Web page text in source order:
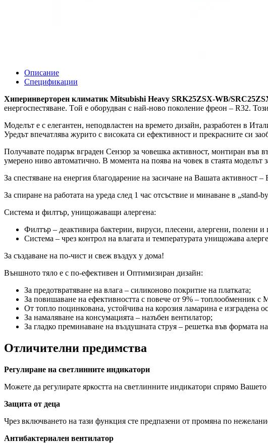
Описание
Спецификации
Хиперинверторен климатик Mitsubishi Heavy SRK25ZSX-WB/
енергоспестяване. Tой е оборудван с най-ново поколение фреон – R32.
Моделът е с елегантен, неподвластен на времето дизайн, разработен в
Уредът впечатлява журито с високата си ефективност и прекрасните си
Получавате подарък вграден Сензор за човешка активност, монтиран във
умерено ниво автоматично. В момента на поява на човек в стаята моделът
За спестяване на енергия благодарение на засичане на Вашата активност
За спиране на работата на уреда след 1 час отсъствие и минаване в
Система и филтър, унищожаващи алергена:
Филтър – деактивира бактерии, вируси, плесени, алергени, полени и
Система – чрез контрол на влагата и температурата унищожава
За създаване на по-чист и свеж въздух у дома!
Външното тяло е с по-ефективен и Оптимизиран дизайн:
За предотвратяване на влага – силиконово покритие на платката;
За повишаване на ефективността с повече от 9% – топлообменник с
От топло поцинкована, устойчива на корозия ламарина е изградена
За намаляване на консумацията – назъбен вентилатор;
За гладко преминаване на въздушната струя – решетка във формата
Отличителни предимства
Регулиране на светлинните индикатори
Можете да регулирате яркостта на светлинните индикатори спрямо
Защита от деца
Чрез включването на тази функция сте предпазени от промяна по
Антибактериален вентилатор